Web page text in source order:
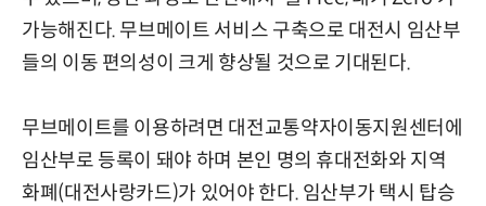
가능해진다. 무브메이트 서비스 구축으로 대전시 임산부
들의 이동 편의성이 크게 향상될 것으로 기대된다.
무브메이트를 이용하려면 대전교통약자이동지원센터에
임산부로 등록이 돼야 하며 본인 명의 휴대전화와 지역
화폐(대전사랑카드)가 있어야 한다. 임산부가 택시 탑승